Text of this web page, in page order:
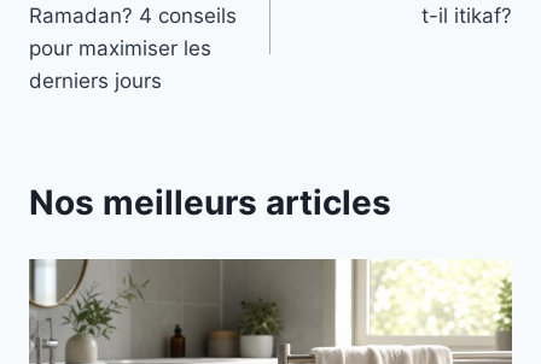
l’article
Ramadan? 4 conseils
pour maximiser les
derniers jours
t-il itikaf?
Nos meilleurs articles